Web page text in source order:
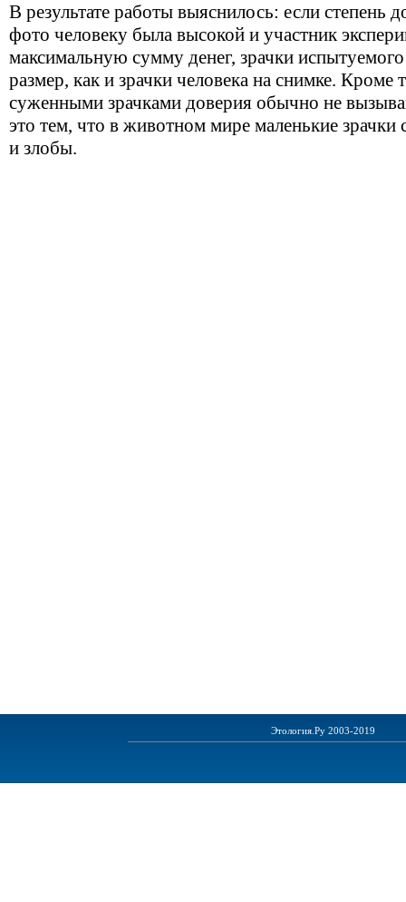
В результате работы выяснилось: если степень
фото человеку была высокой и участник
максимальную сумму денег, зрачки
размер, как и зрачки человека на снимке.
суженными зрачками доверия обычно не
это тем, что в животном мире маленькие зрачки
и злобы.
Этология.Ру 2003-2019